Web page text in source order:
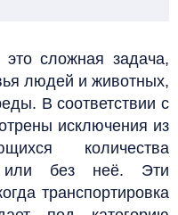
сложная задача,
людей и животных,
В соответствии с
исключения из
количества
или без неё. Эти
транспортировка